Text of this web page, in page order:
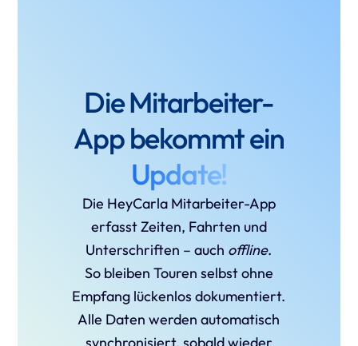
Die Mitarbeiter-
App bekommt ein
Update!
Die HeyCarla Mitarbeiter-App
erfasst Zeiten, Fahrten und
Unterschriften – auch offline.
So bleiben Touren selbst ohne
Empfang lückenlos dokumentiert.
Alle Daten werden automatisch